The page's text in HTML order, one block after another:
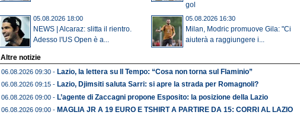
gol
05.08.2026 18:00
NEWS | Alcaraz: slitta il rientro.
Adesso l'US Open è a...
05.08.2026 16:30
Milan, Modric promuove Gila: "Ci
aiuterà a raggiungere i...
Altre notizie
06.08.2026 09:30 - Lazio, la lettera su Il Tempo: “Cosa non torna sul Flaminio”
06.08.2026 09:15 - Lazio, Djimsiti saluta Sarri: si apre la strada per Romagnoli?
06.08.2026 09:00 - L’agente di Zaccagni propone Esposito: la posizione della Lazio
06.08.2026 09:00 - MAGLIA JR A 19 EURO E TSHIRT A PARTIRE DA 15: CORRI AL LAZIO